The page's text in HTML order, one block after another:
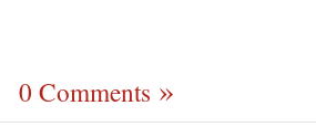
0 Comments